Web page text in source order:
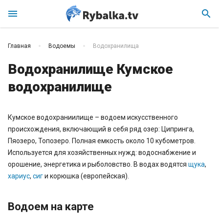
menu search
Главная Водоемы Водохранилища
Водохранилище Кумское
водохранилище
Кумское водохраниилище – водоем искусственного
происхождения, включающий в себя ряд озер: Ципринга,
Пяозеро, Топозеро. Полная емкость около 10 кубометров.
Используется для хозяйственных нужд: водоснабжение и
орошение, энергетика и рыболовство. В водах водятся щука,
хариус, сиги корюшка (европейская).
Водоем на карте